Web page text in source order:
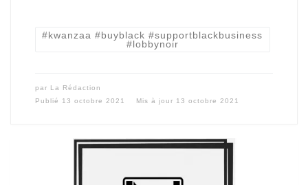
#kwanzaa #buyblack #supportblackbusiness
#lobbynoir
par La Rédaction
Publié 13 octobre 2021 Mis à jour 13 octobre 2021